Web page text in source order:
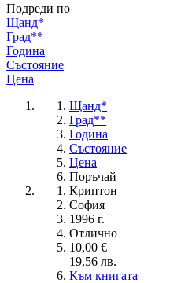
Подреди по
Щанд*
Град**
Година
Състояние
Цена
Щанд*
Град**
Година
Състояние
Цена
Поръчай
Криптон
София
1996 г.
Отлично
10,00 €
19,56 лв.
Към книгата